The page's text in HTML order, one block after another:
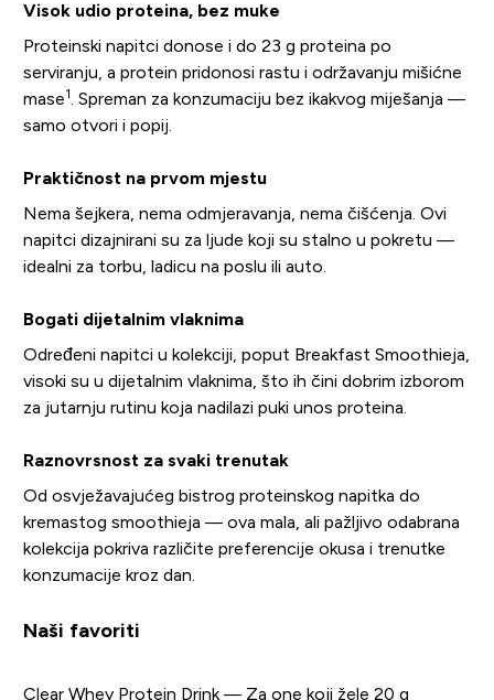
Visok udio proteina, bez muke
Proteinski napitci donose i do 23 g proteina po
serviranju, a protein pridonosi rastu i održavanju mišićne
mase1 . Spreman za konzumaciju bez ikakvog miješanja —
samo otvori i popij.
Praktičnost na prvom mjestu
Nema šejkera, nema odmjeravanja, nema čišćenja. Ovi
napitci dizajnirani su za ljude koji su stalno u pokretu —
idealni za torbu, ladicu na poslu ili auto.
Bogati dijetalnim vlaknima
Određeni napitci u kolekciji, poput Breakfast Smoothieja,
visoki su u dijetalnim vlaknima, što ih čini dobrim izborom
za jutarnju rutinu koja nadilazi puki unos proteina.
Raznovrsnost za svaki trenutak
Od osvježavajućeg bistrog proteinskog napitka do
kremastog smoothieja — ova mala, ali pažljivo odabrana
kolekcija pokriva različite preferencije okusa i trenutke
konzumacije kroz dan.
Naši favoriti
Clear Whey Protein Drink— Za one koji žele 20 g